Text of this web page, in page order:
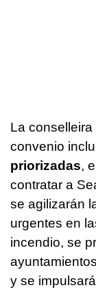
La
convenio
priorizadas,
contratar a
se agilizarán
urgentes en
incendio, se
y se